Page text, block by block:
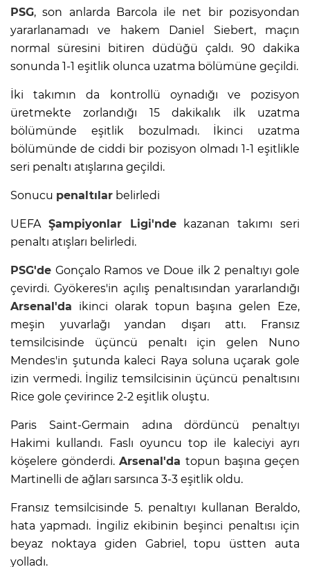
PSG, son anlarda Barcola ile net bir pozisyondan
yararlanamadı ve hakem Daniel Siebert, maçın
normal süresini bitiren düdüğü çaldı. 90 dakika
sonunda 1-1 eşitlik olunca uzatma bölümüne geçildi.
İki takımın da kontrollü oynadığı ve pozisyon
üretmekte zorlandığı 15 dakikalık ilk uzatma
bölümünde eşitlik bozulmadı. İkinci uzatma
bölümünde de ciddi bir pozisyon olmadı 1-1 eşitlikle
seri penaltı atışlarına geçildi.
Sonucu penaltılar belirledi
UEFA Şampiyonlar Ligi'ndekazanan takımı seri
penaltı atışları belirledi.
PSG'de Gonçalo Ramos ve Doue ilk 2 penaltıyı gole
çevirdi. Gyökeres'in açılış penaltısından yararlandığı
Arsenal'da ikinci olarak topun başına gelen Eze,
meşin yuvarlağı yandan dışarı attı. Fransız
temsilcisinde üçüncü penaltı için gelen Nuno
Mendes'in şutunda kaleci Raya soluna uçarak gole
izin vermedi. İngiliz temsilcisinin üçüncü penaltısını
Rice gole çevirince 2-2 eşitlik oluştu.
Paris Saint-Germain adına dördüncü penaltıyı
Hakimi kullandı. Faslı oyuncu top ile kaleciyi ayrı
köşelere gönderdi.Arsenal'da topun başına geçen
Martinelli de ağları sarsınca 3-3 eşitlik oldu.
Fransız temsilcisinde 5. penaltıyı kullanan Beraldo,
hata yapmadı. İngiliz ekibinin beşinci penaltısı için
beyaz noktaya giden Gabriel, topu üstten auta
yolladı.